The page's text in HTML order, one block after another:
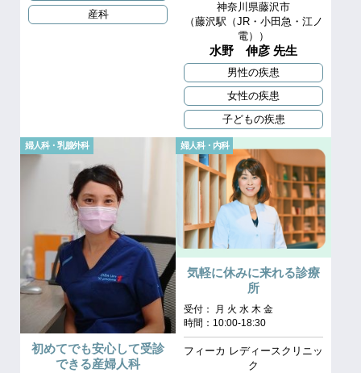
産科
神奈川県藤沢市
（藤沢駅（JR・小田急・江ノ
電））
水野 伸彦 先生
男性の疾患
女性の疾患
子どもの疾患
婦人科・乳腺外科
初めてでも安心して受診
できる産婦人科
婦人科・内科
気軽に休みに来れる診療
所
受付： 月 火 水 木 金
時間：10:00-18:30
フィーカ レディースクリニッ
ク